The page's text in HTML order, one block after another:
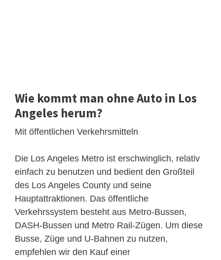
Wie kommt man ohne Auto in Los
Angeles herum?
Mit öffentlichen Verkehrsmitteln
Die Los Angeles Metro ist erschwinglich, relativ
einfach zu benutzen und bedient den Großteil
des Los Angeles County und seine
Hauptattraktionen. Das öffentliche
Verkehrssystem besteht aus Metro-Bussen,
DASH-Bussen und Metro Rail-Zügen. Um diese
Busse, Züge und U-Bahnen zu nutzen,
empfehlen wir den Kauf einer